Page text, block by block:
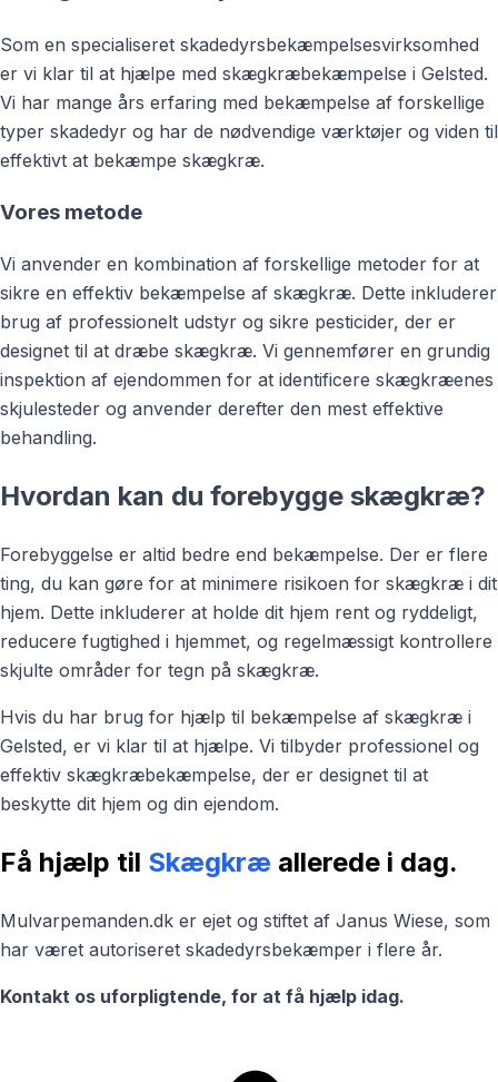
Som en specialiseret skadedyrsbekæmpelsesvirksomhed
er vi klar til at hjælpe med skægkræbekæmpelse i Gelsted.
Vi har mange års erfaring med bekæmpelse af forskellige
typer skadedyr og har de nødvendige værktøjer og viden til
effektivt at bekæmpe skægkræ.
Vores metode
Vi anvender en kombination af forskellige metoder for at
sikre en effektiv bekæmpelse af skægkræ. Dette inkluderer
brug af professionelt udstyr og sikre pesticider, der er
designet til at dræbe skægkræ. Vi gennemfører en grundig
inspektion af ejendommen for at identificere skægkræenes
skjulesteder og anvender derefter den mest effektive
behandling.
Hvordan kan du forebygge skægkræ?
Forebyggelse er altid bedre end bekæmpelse. Der er flere
ting, du kan gøre for at minimere risikoen for skægkræ i dit
hjem. Dette inkluderer at holde dit hjem rent og ryddeligt,
reducere fugtighed i hjemmet, og regelmæssigt kontrollere
skjulte områder for tegn på skægkræ.
Hvis du har brug for hjælp til bekæmpelse af skægkræ i
Gelsted, er vi klar til at hjælpe. Vi tilbyder professionel og
effektiv skægkræbekæmpelse, der er designet til at
beskytte dit hjem og din ejendom.
Få hjælp til Skægkræ allerede i dag.
Mulvarpemanden.dk er ejet og stiftet af Janus Wiese, som
har været autoriseret skadedyrsbekæmper i flere år.
Kontakt os uforpligtende, for at få hjælp idag.